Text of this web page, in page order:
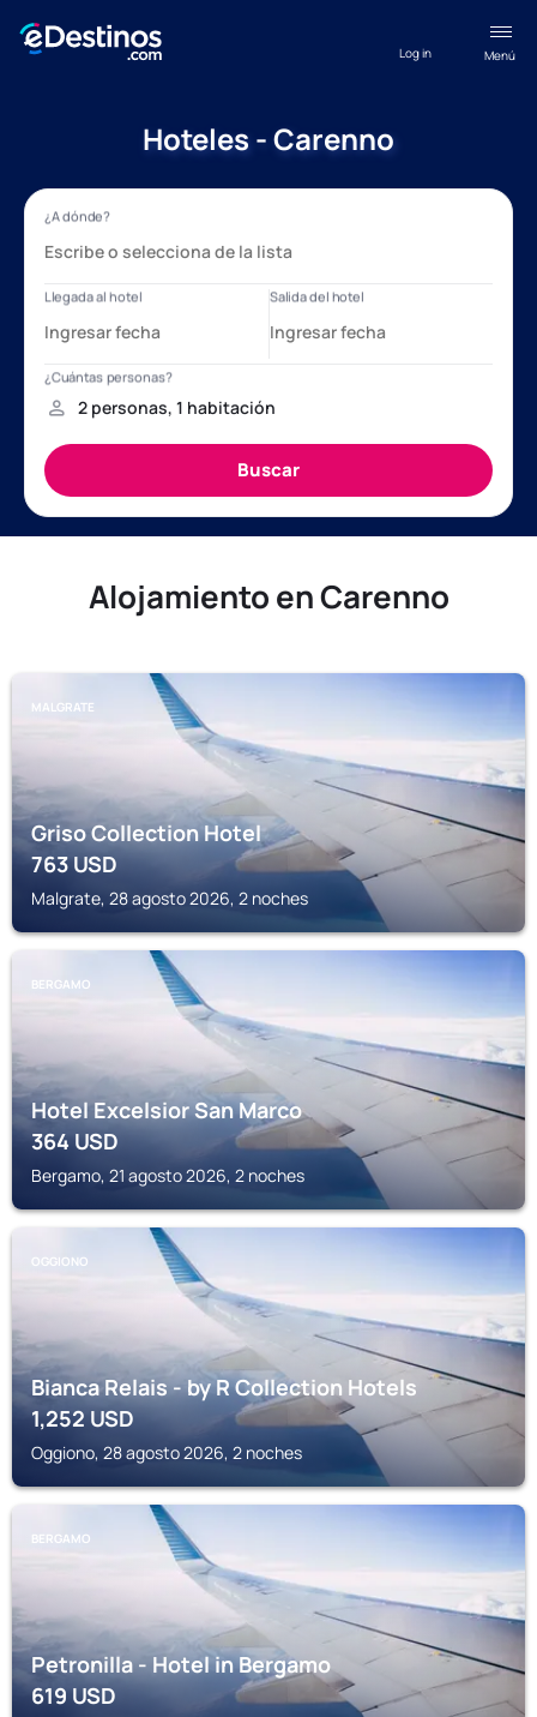
Menú
Log in
Hoteles - Carenno
Alojamiento en Carenno
MALGRATE
Griso Collection Hotel
763USD
Malgrate, 28 agosto 2026, 2 noches
BERGAMO
Hotel Excelsior San Marco
364USD
Bergamo, 21 agosto 2026, 2 noches
OGGIONO
Bianca Relais - by R Collection Hotels
1,252USD
Oggiono, 28 agosto 2026, 2 noches
BERGAMO
Petronilla - Hotel in Bergamo
619USD